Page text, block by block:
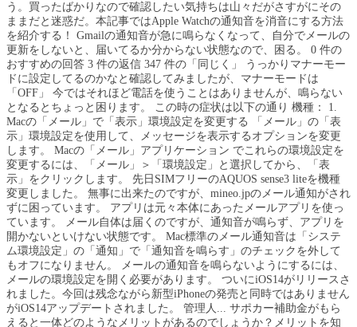
う。買ったばかりなので確認したい気持ちは山々だがさすがにその
ままだと迷惑だ。本記事ではApple Watchの通知音を消音にする方法
を紹介する！ Gmailの通知音が急に鳴らなくなって、自分でメールの
更新をしないと、届いてるか分からない状態なので、困る。 0 件の
おすすめの回答 3 件の返信 347 件の「同じく」 うっかりマナーモー
ドに設定してるのかなと確認してみましたが、マナーモードは
「OFF」 今ではそれほど電話を使うことはありませんが、鳴らない
となるとちょっと困ります。 この時の症状は以下の通り 機種： 1.
Macの「メール」で「表示」環境設定を変更する 「メール」の「表
示」環境設定を使用して、メッセージを表示するオプションを変更
します。 Macの「メール」アプリケーション でこれらの環境設定を
変更するには、「メール」＞「環境設定」と選択してから、「表
示」をクリックします。 先日SIMフリーのAQUOS sense3 liteを機種
変更しました。 無事に出来たのですが、mineo.jpのメール通知がされ
ずに困っています。 アプリは元々本体にあったメールアプリを使っ
ています。 メール自体は届くのですが、通知音が鳴らず、アプリを
開かないといけない状態です。 Mac標準のメール通知音は「システ
ム環境設定」の「通知」で「通知音を鳴らす」のチェックを外して
もオフになりません。 メールの通知音を鳴らないようにするには、
メールの環境設定を開く必要があります。 ついにiOS14がリリースさ
れました。今回は残念ながら新型iPhoneの発売と同時ではありません
がiOS14アップデートされました。 管理人... サポカー補助金がもら
えると一体どのようなメリットがあるのでしょうか？メリットを知